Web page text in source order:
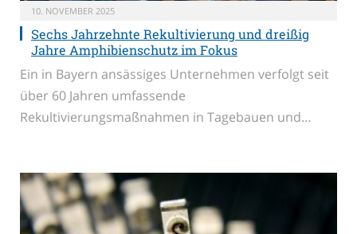
10. NOVEMBER 2025
Sechs Jahrzehnte Rekultivierung und dreißig
Jahre Amphibienschutz im Fokus
Ein in Bayern ansässiges Unternehmen verfolgt seit
über 60 Jahren umfassende
Rekultivierungsmaßnahmen in Tagebauen und…